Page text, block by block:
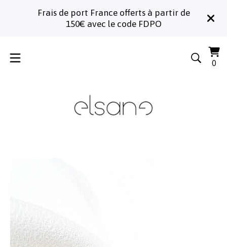
Frais de port France offerts à partir de
150€ avec le code FDPO
0